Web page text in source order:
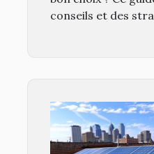
conseils et des